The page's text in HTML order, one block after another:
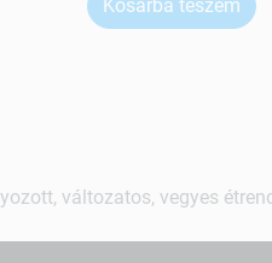
Kosárba teszem
változatos, vegyes